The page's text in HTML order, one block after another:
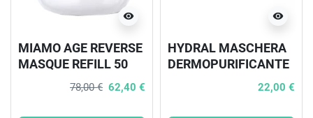
visibility
MIAMO AGE REVERSE
MASQUE REFILL 50
78,00 € 62,40 €
visibility
HYDRAL MASCHERA
DERMOPURIFICANTE
22,00 €